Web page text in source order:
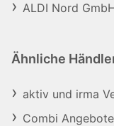
ALDI Nord
Ähnliche
aktiv und irma
Combi Angebote